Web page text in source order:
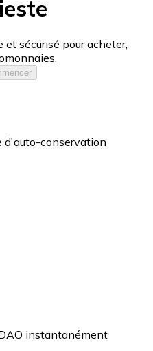
sécurisé pour acheter,
d'auto-conservation
instantanément